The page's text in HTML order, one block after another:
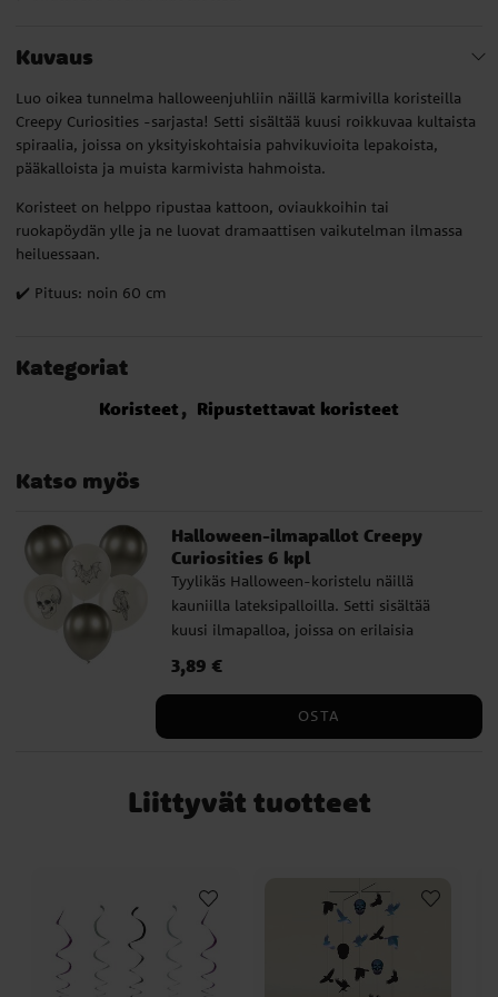
Kuvaus
Luo oikea tunnelma halloweenjuhliin näillä karmivilla koristeilla
Creepy Curiosities -sarjasta! Setti sisältää kuusi roikkuvaa kultaista
spiraalia, joissa on yksityiskohtaisia pahvikuvioita lepakoista,
pääkalloista ja muista karmivista hahmoista.
Koristeet on helppo ripustaa kattoon, oviaukkoihin tai
ruokapöydän ylle ja ne luovat dramaattisen vaikutelman ilmassa
heiluessaan.
✔️ Pituus: noin 60 cm
Kategoriat
Koristeet Ripustettavat koristeet
Katso myös
Halloween-ilmapallot Creepy
Curiosities 6 kpl
Tyylikäs Halloween-koristelu näillä
kauniilla lateksipalloilla. Setti sisältää
kuusi ilmapalloa, joissa on erilaisia
tunnelman luomiseen. Ilmapallot voidaan
sekä sisä- että ulkokäyttöön. ✔️ Halkaisija:
Hinta :3,89 €
3,89 €
OSTA
Liittyvät tuotteet